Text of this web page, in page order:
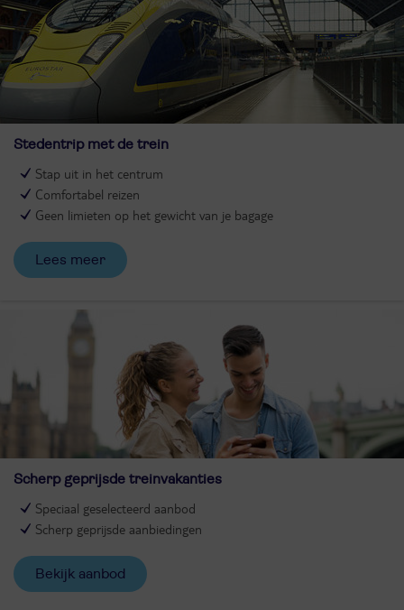
Stedentrip met de trein
Stap uit in het centrum
Comfortabel reizen
Geen limieten op het gewicht van je bagage
Lees meer
Scherp geprijsde treinvakanties
Speciaal geselecteerd aanbod
Scherp geprijsde aanbiedingen
Bekijk aanbod